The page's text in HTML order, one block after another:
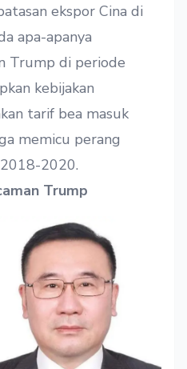
ekspor Cina di
apa-apanya
Trump di periode
kebijakan
tarif bea masuk
memicu perang
2020.
Trump